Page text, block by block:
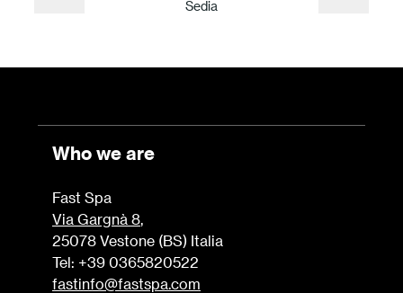
Sedia
Who we are
Fast Spa
Via Gargnà 8,
25078 Vestone (BS) Italia
Tel: +39 0365820522
fastinfo@fastspa.com